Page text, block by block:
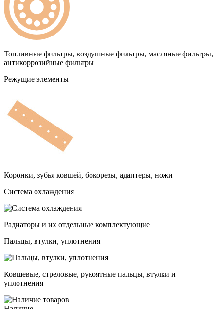
Топливные фильтры, воздушные фильтры, масляные фильтры,
антикоррозийные фильтры
Режущие элементы
Коронки, зубья ковшей, бокорезы, адаптеры, ножи
Система охлаждения
Радиаторы и их отдельные комплектующие
Пальцы, втулки, уплотнения
Ковшевые, стреловые, рукоятные пальцы, втулки и
уплотнения